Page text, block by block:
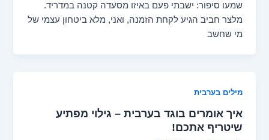
שמעו סיפור: ישבתי פעם באיזו מסעדה קטנה במדריד.
מלצר חביב הגיע לקחת הזמנה, ואני, מלא ביטחון עצמי של
מי שחשב
מילים בערבית
איך אומרים בוגד בערבית – גילוי מפתיע
שיטריף אתכם!